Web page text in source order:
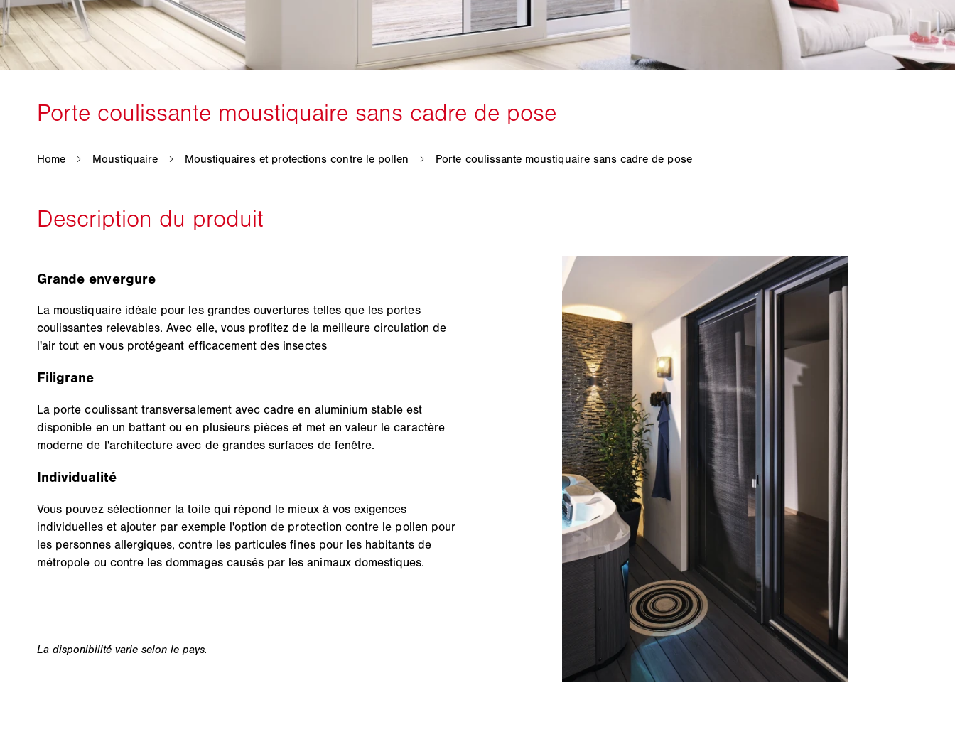
Grande envergure
La moustiquaire idéale pour les grandes ouvertures telles que les portes
coulissantes relevables. Avec elle, vous profitez de la meilleure circulation de
l'air tout en vous protégeant efficacement des insectes
Filigrane
La porte coulissant transversalement avec cadre en aluminium stable est
disponible en un battant ou en plusieurs pièces et met en valeur le caractère
moderne de l'architecture avec de grandes surfaces de fenêtre.
Individualité
Vous pouvez sélectionner la toile qui répond le mieux à vos exigences
individuelles et ajouter par exemple l'option de protection contre le pollen pour
les personnes allergiques, contre les particules fines pour les habitants de
métropole ou contre les dommages causés par les animaux domestiques.